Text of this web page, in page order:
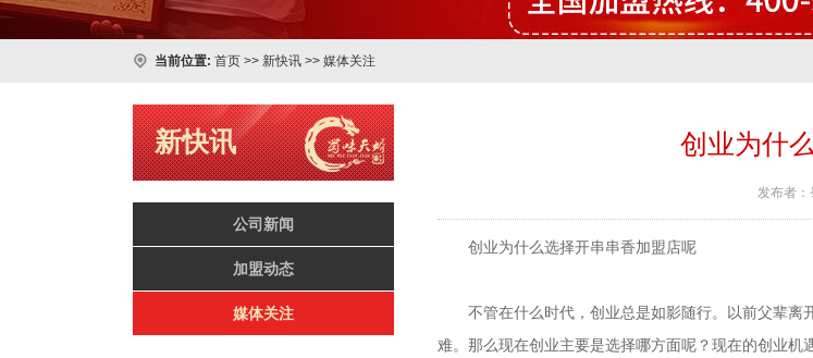
当前位置: 首页 >> 新快讯 >> 媒体关注
新快讯
公司新闻
加盟动态
媒体关注
创业为什
发布者：
创业为什么选择开串串香加盟店呢
不管在什么时代，创业总是如影随行。以前父辈
难。那么现在创业主要是选择哪方面呢？现在的创业